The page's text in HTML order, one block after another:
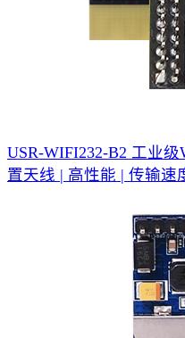
USR-WIFI232-B2 工业级
置天线 | 高性能 | 传输速